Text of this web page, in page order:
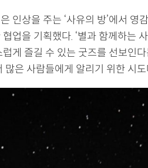
인상을 주는 ‘사유의 방’에서 영
업을 기획했다. ‘별과 함께하는
게 즐길 수 있는 굿즈를 선보인
많은 사람들에게 알리기 위한 시도